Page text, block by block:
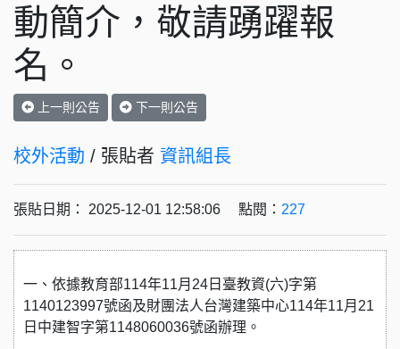
動簡介，敬請踴躍報
名。
上一則公告 下一則公告
校外活動 / 張貼者 資訊組長
張貼日期： 2025-12-01 12:58:06 點閱： 227
一、依據教育部114年11月24日臺教資(六)字第
1140123997號函及財團法人台灣建築中心114年11月21
日中建智字第1148060036號函辦理。